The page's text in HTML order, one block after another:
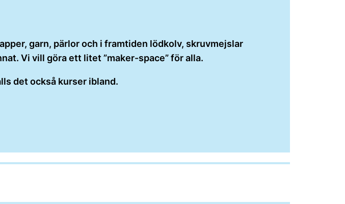
garn, pärlor och i framtiden lödkolv, skruvmejslar
Vi vill göra ett litet ”maker-space” för alla.
det också kurser ibland.